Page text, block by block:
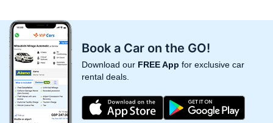
Book a Car on the GO!
Download our FREE App for exclusive car
rental deals.